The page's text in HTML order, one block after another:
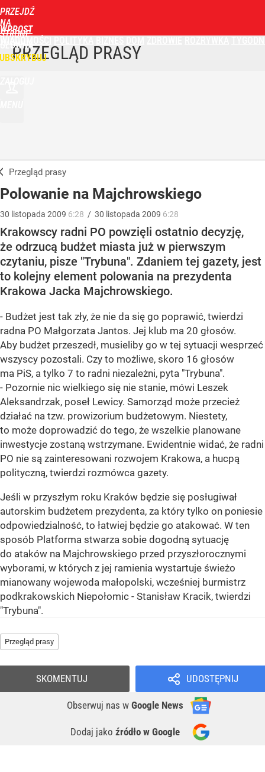
PRZEJDŹ
NA
STRONĘ
GŁÓWNĄ
WPROST
PRZEGLĄD PRASY
Przegląd prasy
Polowanie na Majchrowskiego
30 listopada 2009 6:28 / 30 listopada 2009 6:28
Krakowscy radni PO powzięli ostatnio decyzję,
że odrzucą budżet miasta już w pierwszym
czytaniu, pisze "Trybuna". Zdaniem tej gazety, jest
to kolejny element polowania na prezydenta
Krakowa Jacka Majchrowskiego.
- Budżet jest tak zły, że nie da się go poprawić, twierdzi
radna PO Małgorzata Jantos. Jej klub ma 20 głosów.
Aby budżet przeszedł, musieliby go w tej sytuacji wesprzeć
wszyscy pozostali. Czy to możliwe, skoro 16 głosów
ma PiS, a tylko 7 to radni niezależni, pyta "Trybuna".
- Pozornie nic wielkiego się nie stanie, mówi Leszek
Aleksandrzak, poseł Lewicy. Samorząd może przecież
działać na tzw. prowizorium budżetowym. Niestety,
to może doprowadzić do tego, że wszelkie planowane
inwestycje zostaną wstrzymane. Ewidentnie widać, że radni
PO nie są zainteresowani rozwojem Krakowa, a hucpą
polityczną, twierdzi rozmówca gazety.
Jeśli w przyszłym roku Kraków będzie się posługiwał
autorskim budżetem prezydenta, za który tylko on poniesie
odpowiedzialność, to łatwiej będzie go atakować. W ten
sposób Platforma stwarza sobie dogodną sytuację
do ataków na Majchrowskiego przed przyszłorocznymi
wyborami, w których z jej ramienia wystartuje świeżo
mianowany wojewoda małopolski, wcześniej burmistrz
podkrakowskich Niepołomic - Stanisław Kracik, twierdzi
"Trybuna".
Przegląd prasy
UDOSTĘPNIJ
Obserwuj nas w Google News
Dodaj jako źródło w Google
SKOMENTUJ